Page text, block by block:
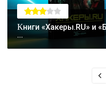
Книги «Хакеры.RU» и «Белый хакер» еще можно
...